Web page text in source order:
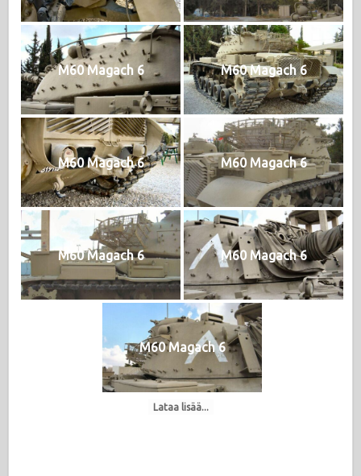
M60 Magach 6 M60 Magach 6
M60 Magach 6 M60 Magach 6
M60 Magach 6 M60 Magach 6
M60 Magach 6
Lataa lisää...